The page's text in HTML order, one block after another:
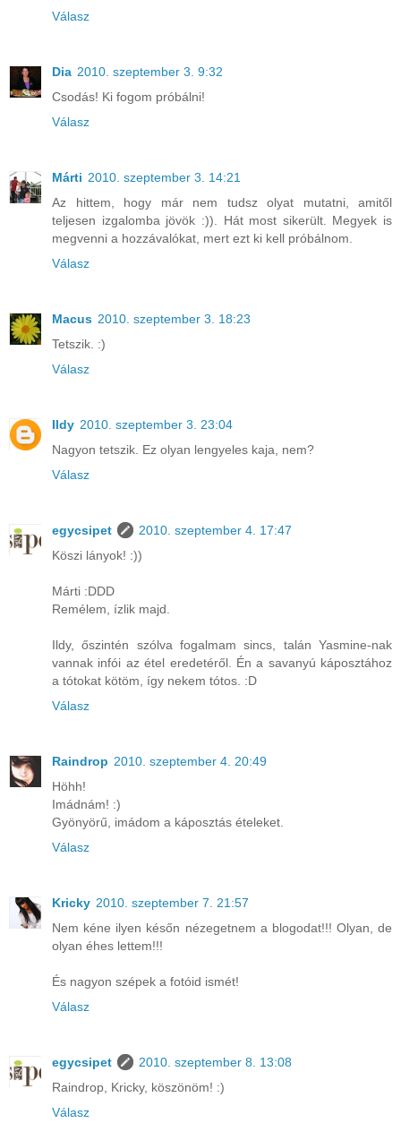
Válasz
Dia 2010. szeptember 3. 9:32
Csodás! Ki fogom próbálni!
Válasz
Márti 2010. szeptember 3. 14:21
Az hittem, hogy már nem tudsz olyat mutatni, amitől
teljesen izgalomba jövök :)). Hát most sikerült. Megyek is
megvenni a hozzávalókat, mert ezt ki kell próbálnom.
Válasz
Macus 2010. szeptember 3. 18:23
Tetszik. :)
Válasz
Ildy 2010. szeptember 3. 23:04
Nagyon tetszik. Ez olyan lengyeles kaja, nem?
Válasz
egycsipet
2010. szeptember 4. 17:47
Köszi lányok! :))
Márti :DDD
Remélem, ízlik majd.
Ildy, őszintén szólva fogalmam sincs, talán Yasmine-nak
vannak infói az étel eredetéről. Én a savanyú káposztához
a tótokat kötöm, így nekem tótos. :D
Válasz
Raindrop 2010. szeptember 4. 20:49
Höhh!
Imádnám! :)
Gyönyörű, imádom a káposztás ételeket.
Válasz
Kricky 2010. szeptember 7. 21:57
Nem kéne ilyen későn nézegetnem a blogodat!!! Olyan, de
olyan éhes lettem!!!
És nagyon szépek a fotóid ismét!
Válasz
egycsipet
2010. szeptember 8. 13:08
Raindrop, Kricky, köszönöm! :)
Válasz